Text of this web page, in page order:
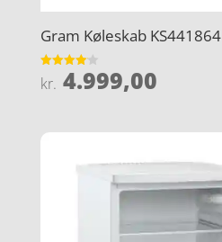
Gram Køleskab KS441864
Vurderet
4.1
kr. 4.999,00